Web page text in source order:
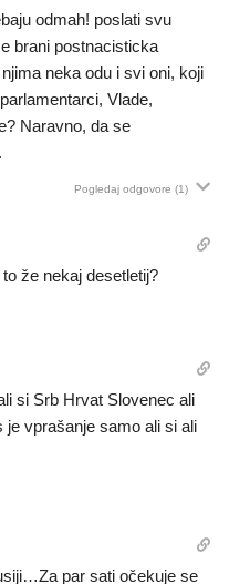
odmah! poslati svu
brani postnacisticka
neka odu i svi oni, koji
Vlade,
Naravno, da se
Pogledaj odgovore (1)
že nekaj desetletij?
si Srb Hrvat Slovenec ali
je vprašanje samo ali si ali
par sati očekuje se